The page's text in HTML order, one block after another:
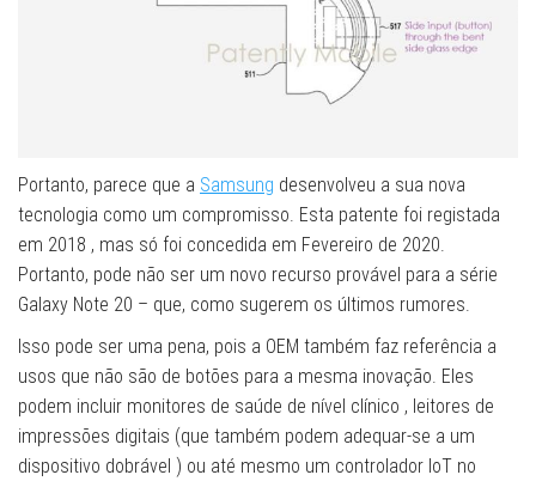
Portanto, parece que a Samsung desenvolveu a sua nova
tecnologia como um compromisso. Esta patente foi registada
em 2018 , mas só foi concedida em Fevereiro de 2020.
Portanto, pode não ser um novo recurso provável para a série
Galaxy Note 20 – que, como sugerem os últimos rumores.
Isso pode ser uma pena, pois a OEM também faz referência a
usos que não são de botões para a mesma inovação. Eles
podem incluir monitores de saúde de nível clínico , leitores de
impressões digitais (que também podem adequar-se a um
dispositivo dobrável ) ou até mesmo um controlador IoT no